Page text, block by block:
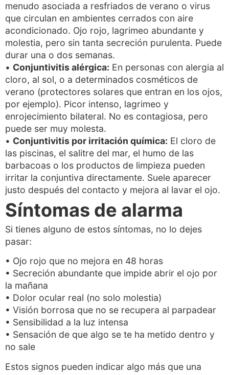
menudo asociada a resfriados de verano o virus
que circulan en ambientes cerrados con aire
acondicionado. Ojo rojo, lagrimeo abundante y
molestia, pero sin tanta secreción purulenta. Puede
durar una o dos semanas.
• Conjuntivitis alérgica: En personas con alergia al
cloro, al sol, o a determinados cosméticos de
verano (protectores solares que entran en los ojos,
por ejemplo). Picor intenso, lagrimeo y
enrojecimiento bilateral. No es contagiosa, pero
puede ser muy molesta.
• Conjuntivitis por irritación química: El cloro de
las piscinas, el salitre del mar, el humo de las
barbacoas o los productos de limpieza pueden
irritar la conjuntiva directamente. Suele aparecer
justo después del contacto y mejora al lavar el ojo.
Síntomas de alarma
Si tienes alguno de estos síntomas, no lo dejes
pasar:
• Ojo rojo que no mejora en 48 horas
• Secreción abundante que impide abrir el ojo por
la mañana
• Dolor ocular real (no solo molestia)
• Visión borrosa que no se recupera al parpadear
• Sensibilidad a la luz intensa
• Sensación de que algo se te ha metido dentro y
no sale
Estos signos pueden indicar algo más que una